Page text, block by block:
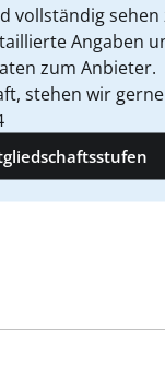
vollständig
Angaben
zum Anbieter.
stehen wir